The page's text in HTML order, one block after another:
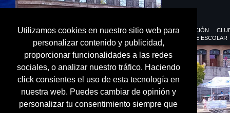
Utilizamos cookies en nuestro sitio web para
personalizar contenido y publicidad,
proporcionar funcionalidades a las redes
sociales, o analizar nuestro tráfico. Haciendo
click consientes el uso de esta tecnología en
nuestra web. Puedes cambiar de opinión y
personalizar tu consentimiento siempre que
FEDERACIÓN
DEPORTE ESCOLAR